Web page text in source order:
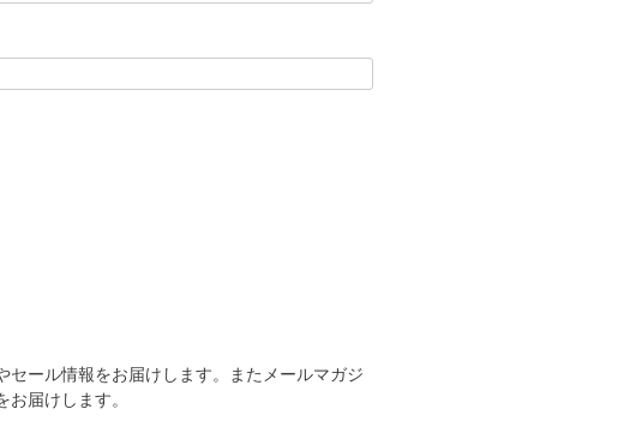
セール情報をお届けします。またメールマガジ
届けします。